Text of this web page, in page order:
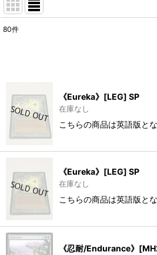
80件
《Eureka》[LEG] SP
在庫なし
こちらの商品は英語版と
《Eureka》[LEG] SP
在庫なし
こちらの商品は英語版と
《忍耐/Endurance》